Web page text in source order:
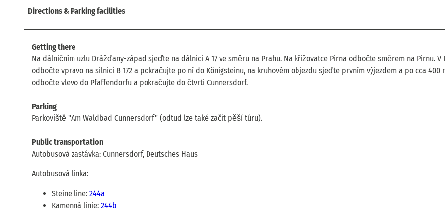
Directions & Parking facilities
Getting there
Na dálničním uzlu Drážďany-západ sjeďte na dálnici A 17 ve směru na Prahu. Na křižovatce Pirna odbočte směrem na Pirnu. V
odbočte vpravo na silnici B 172 a pokračujte po ní do Königsteinu, na kruhovém objezdu sjeďte prvním výjezdem a po cca 400
odbočte vlevo do Pfaffendorfu a pokračujte do čtvrti Cunnersdorf.
Parking
Parkoviště "Am Waldbad Cunnersdorf" (odtud lze také začít pěší túru).
Public transportation
Autobusová zastávka: Cunnersdorf, Deutsches Haus
Autobusová linka:
Steine line: 244a
Kamenná linie: 244b